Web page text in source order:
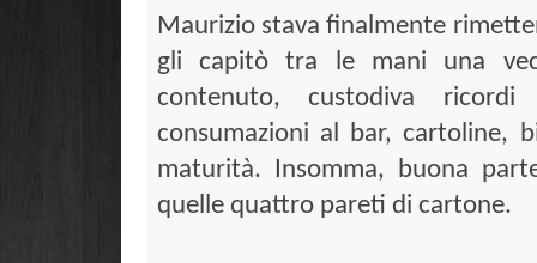
Maurizio stava finalmente
gli capitò tra le mani una
contenuto, custodiva
consumazioni al bar, cartoline,
maturità. Insomma, buona
quelle quattro pareti di cartone.